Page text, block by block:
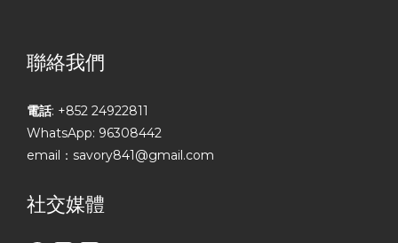
聯絡我們
電話: +852 24922811
WhatsApp: 96308442
email：savory841@gmail.com
社交媒體